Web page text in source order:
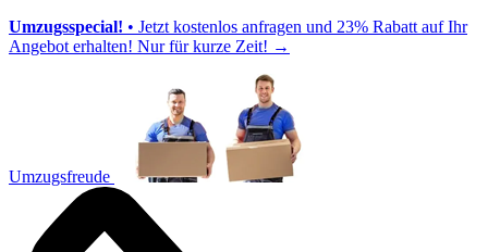
Umzugsspecial! • Jetzt kostenlos anfragen und 23% Rabatt auf Ihr
Angebot erhalten! Nur für kurze Zeit! →
Umzugsfreude